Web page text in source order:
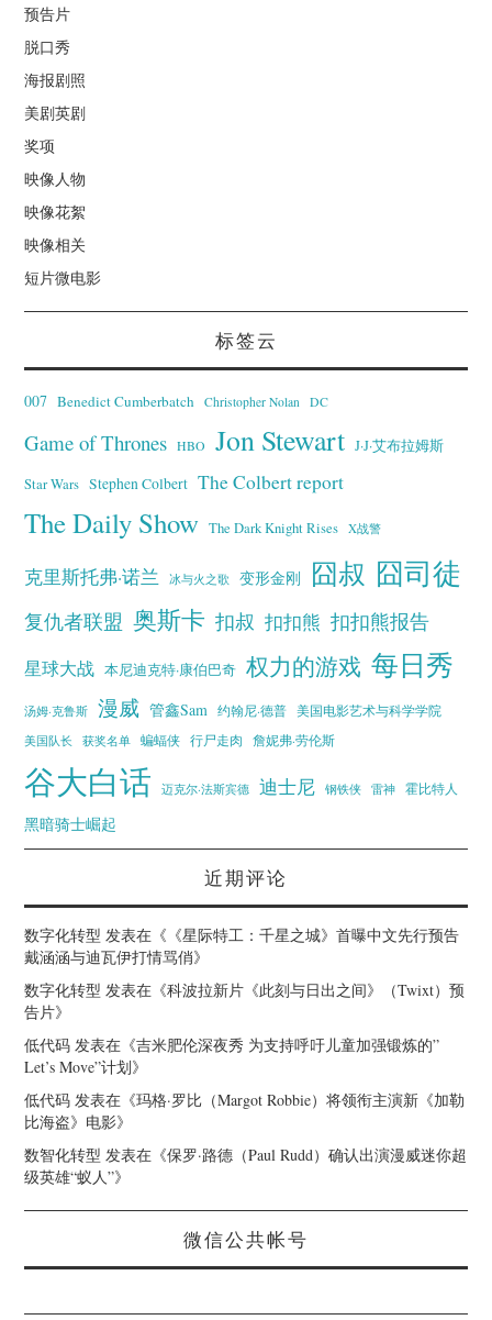
预告片
脱口秀
海报剧照
美剧英剧
奖项
映像人物
映像花絮
映像相关
短片微电影
标签云
007 Benedict Cumberbatch Christopher Nolan DC
Game of Thrones HBO Jon Stewart J·J·艾布拉姆斯
Star Wars Stephen Colbert The Colbert report
The Daily Show The Dark Knight Rises X战警
克里斯托弗·诺兰 冰与火之歌 变形金刚 囧叔 囧司徒
复仇者联盟 奥斯卡 扣叔 扣扣熊 扣扣熊报告
星球大战 本尼迪克特·康伯巴奇 权力的游戏 每日秀
汤姆·克鲁斯 漫威 管鑫Sam 约翰尼·德普
美国电影艺术与科学学院
美国队长
获奖名单 蝙蝠侠 行尸走肉 詹妮弗·劳伦斯
谷大白话 迈克尔·法斯宾德 迪士尼 钢铁侠 雷神 霍比特人
黑暗骑士崛起
近期评论
数字化转型 发表在《 《星际特工：千星之城》首曝中文先行预告
戴涵涵与迪瓦伊打情骂俏》
数字化转型 发表在《科波拉新片《此刻与日出之间》（Twixt）预
告片》
低代码 发表在《吉米肥伦深夜秀 为支持呼吁儿童加强锻炼的”
Let’s Move”计划》
低代码 发表在《玛格·罗比（Margot Robbie）将领衔主演新《加勒
比海盗》电影》
数智化转型 发表在《保罗·路德（Paul Rudd）确认出演漫威迷你超
级英雄“蚁人”》
微信公共帐号